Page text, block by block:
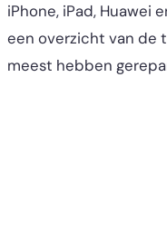
iPhone, iPad, Huawei
een overzicht van de
meest hebben